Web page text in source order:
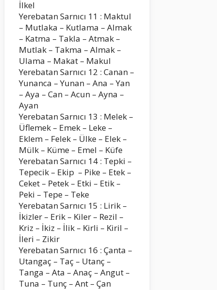
İlkel
Yerebatan Sarnıcı 11 : Maktul
– Mutlaka – Kutlama – Almak
– Katma – Takla – Atmak –
Mutlak – Takma – Almak –
Ulama – Makat – Makul
Yerebatan Sarnıcı 12 : Canan –
Yunanca – Yunan – Ana – Yan
– Aya – Can – Acun – Ayna –
Ayan
Yerebatan Sarnıcı 13 : Melek –
Üflemek – Emek – Leke –
Eklem – Felek – Ülke – Elek –
Mülk – Küme – Emel – Küfe
Yerebatan Sarnıcı 14 : Tepki –
Tepecik – Ekip – Pike – Etek –
Ceket – Petek – Etki – Etik –
Peki – Tepe – Teke
Yerebatan Sarnıcı 15 : Lirik –
İkizler – Erik – Kiler – Rezil –
Kriz – İkiz – İlik – Kirli – Kiril –
İleri – Zikir
Yerebatan Sarnıcı 16 : Çanta –
Utangaç – Taç – Utanç –
Tanga – Ata – Anaç – Angut –
Tuna – Tunç – Ant – Çan